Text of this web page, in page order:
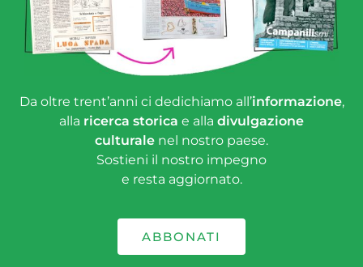
Da oltre trent’anni ci dedichiamo all’informazione,
alla ricerca storica e alla divulgazione
culturale nel nostro paese.
Sostieni il nostro impegno
e resta aggiornato.
ABBONATI